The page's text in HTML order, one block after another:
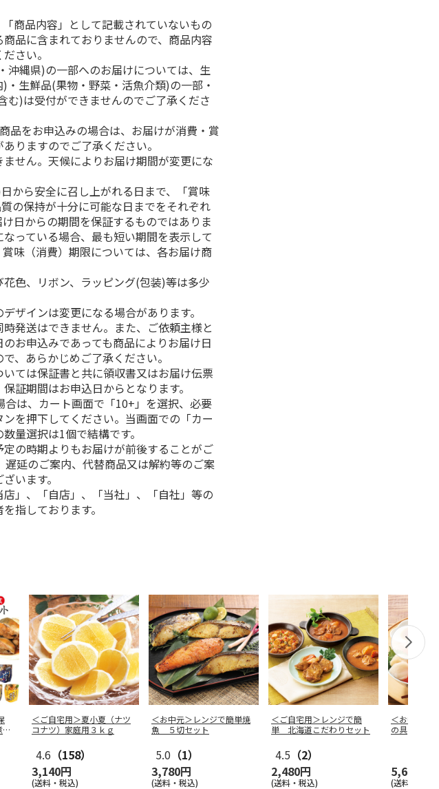
商品内容」として記載されていないもの
品に含まれておりませんので、商品内容
さい。
縄県)の一部へのお届けについては、生
生鮮品(果物・野菜・活魚介類)の一部・
む)は受付ができませんのでご了承くださ
品をお申込みの場合は、お届けが消費・賞
りますのでご了承ください。
せん。天候によりお届け期間が変更にな
から安全に召し上がれる日まで、「賞味
の保持が十分に可能な日までをそれぞれ
日からの期間を保証するものではありま
っている場合、最も短い期間を表示して
味（消費）期限については、各お届け商
色、リボン、ラッピング(包装)等は多少
ザインは変更になる場合があります。
発送はできません。また、ご依頼主様と
お申込みであっても商品によりお届け日
、あらかじめご了承ください。
ては保証書と共に領収書又はお届け伝票
証期間はお申込日からとなります。
は、カート画面で「10+」を選択、必要
を押下してください。当画面での「カー
量選択は1個で結構です。
の時期よりもお届けが前後することがご
遅延のご案内、代替商品又は解約等のご案
います。
」、「自店」、「当社」、「自社」等の
指しております。
＜ご自宅用＞夏小夏（ナツ
コナツ）家庭用３ｋｇ
4.6 （158）
3,140円
(送料・税込)
＜お中元＞レンジで簡単焼
魚 ５切セット
5.0 （1）
3,780円
(送料・税込)
＜ご自宅用＞レンジで簡
単 北海道こだわりセット
4.5 （2）
2,480円
(送料・税込)
＜お中元＞
の具
5,680円
(送料・税込)